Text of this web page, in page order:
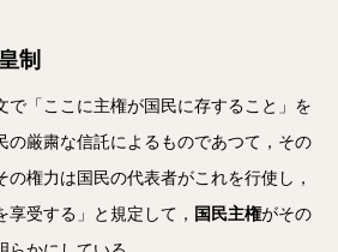
制
で「ここに主権が国民に存すること」を
の厳粛な信託によるものであつて，その
権力は国民の代表者がこれを行使し，
受する」と規定して， 国民主権がその